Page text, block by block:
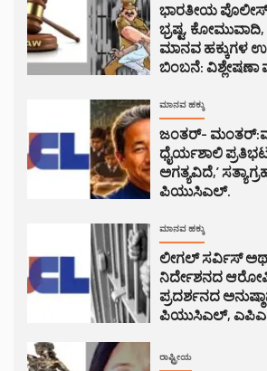
ಭಾರತೀಯ ಪೊಲೀಸ್
ಭ್ರಷ್ಟ, ಕೋಮುವಾದಿ,
ಮಾನವ ಹಕ್ಕುಗಳ
ಬಿಂಬನೆ: ವಿಶ್ಲೇಷಣಾ
ಮಾನವ ಹಕ್ಕು
ಜಂತರ್-
ಧೈರ್ಯಶಾಲಿ
ಅಗತ್ಯವಿದೆ,’
ಪಿಯುಸಿಎಲ್.
ಮಾನವ ಹಕ್ಕು
ಲೀಗಲ್ ಸರ್ವಿಸ್
ನಿರ್ದೇಶನದ
ಪ್ರದರ್ಶನದ
ಪಿಯುಸಿಎಲ್,
ರಾಷ್ಟ್ರೀಯ